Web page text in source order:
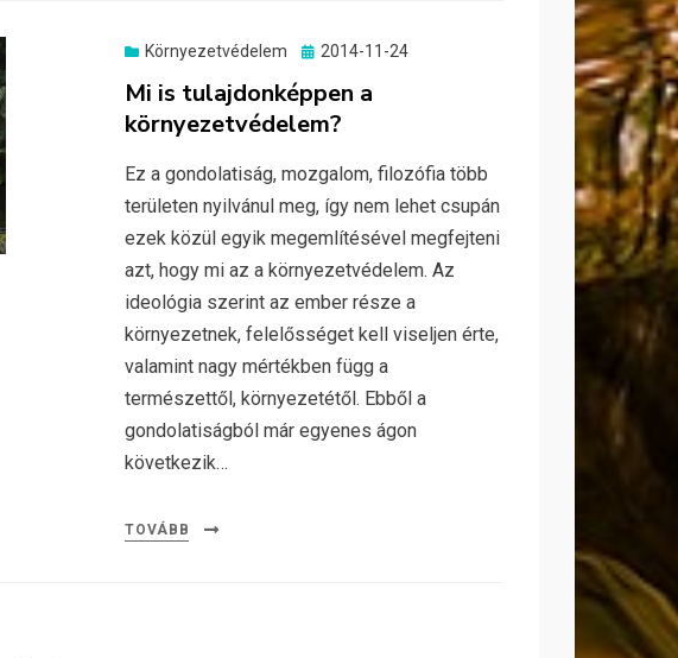
Környezetvédelem
Posted
2014-11-24
Mi is tulajdonképpen a
környezetvédelem?
Ez a gondolatiság, mozgalom, filozófia több
területen nyilvánul meg, így nem lehet csupán
ezek közül egyik megemlítésével megfejteni
azt, hogy mi az a környezetvédelem. Az
ideológia szerint az ember része a
környezetnek, felelősséget kell viseljen érte,
valamint nagy mértékben függ a
természettől, környezetétől. Ebből a
gondolatiságból már egyenes ágon
következik…
TOVÁBB